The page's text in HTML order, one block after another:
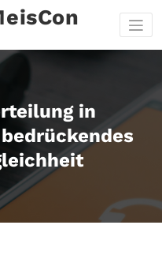
in